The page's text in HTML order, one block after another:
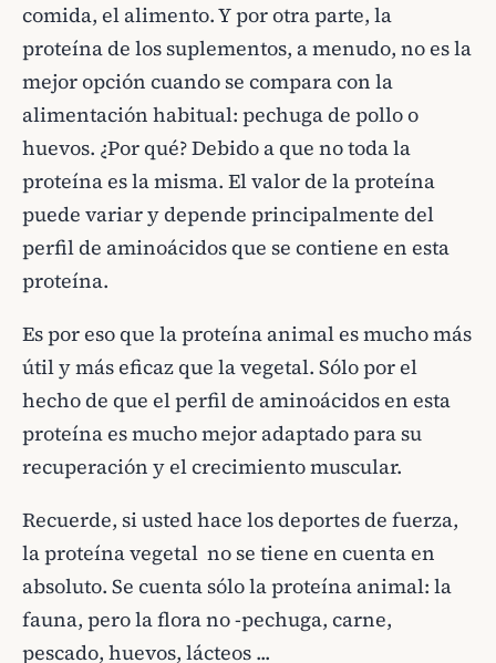
comida, el alimento. Y por otra parte, la
proteína de los suplementos, a menudo, no es la
mejor opción cuando se compara con la
alimentación habitual: pechuga de pollo o
huevos. ¿Por qué? Debido a que no toda la
proteína es la misma. El valor de la proteína
puede variar y depende principalmente del
perfil de aminoácidos que se contiene en esta
proteína.
Es por eso que la proteína animal es mucho más
útil y más eficaz que la vegetal. Sólo por el
hecho de que el perfil de aminoácidos en esta
proteína es mucho mejor adaptado para su
recuperación y el crecimiento muscular.
Recuerde, si usted hace los deportes de fuerza,
la proteína vegetal no se tiene en cuenta en
absoluto. Se cuenta sólo la proteína animal: la
fauna, pero la flora no -pechuga, carne,
pescado, huevos, lácteos ...